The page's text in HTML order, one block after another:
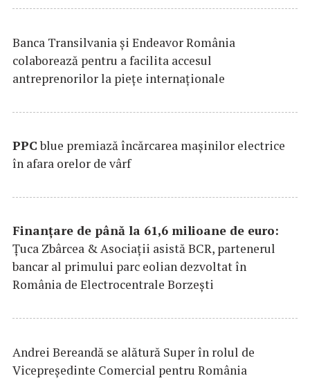
Banca Transilvania şi Endeavor România
colaborează pentru a facilita accesul
antreprenorilor la pieţe internaţionale
PPCblue premiază încărcarea maşinilor electrice
în afara orelor de vârf
Finanțare de până la 61,6 milioane de euro:
Țuca Zbârcea & Asociații asistă BCR, partenerul
bancar al primului parc eolian dezvoltat în
România de Electrocentrale Borzești
Andrei Bereandă se alătură Super în rolul de
Vicepreședinte Comercial pentru România